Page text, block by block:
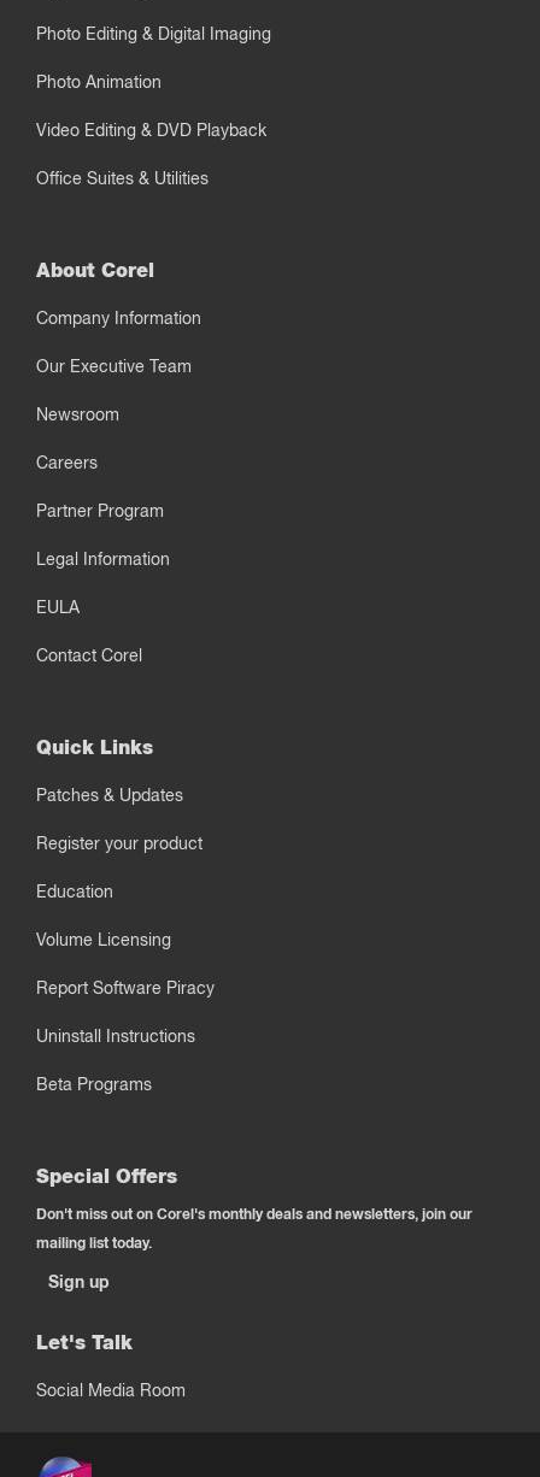
Photo Editing & Digital Imaging
Photo Animation
Video Editing & DVD Playback
Office Suites & Utilities
About Corel
Company Information
Our Executive Team
Newsroom
Careers
Partner Program
Legal Information
EULA
Contact Corel
Quick Links
Patches & Updates
Register your product
Education
Volume Licensing
Report Software Piracy
Uninstall Instructions
Beta Programs
Special Offers
Don't miss out on Corel's monthly deals and newsletters, join our
mailing list today.
Sign up
Let's Talk
Social Media Room